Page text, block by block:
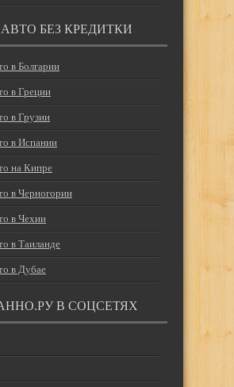
БЕЗ КРЕДИТКИ
в Болгарии
в Греции
в Грузии
в Испании
на Кипре
в Черногории
в Чехии
в Таиланде
в Дубае
В СОЦСЕТЯХ